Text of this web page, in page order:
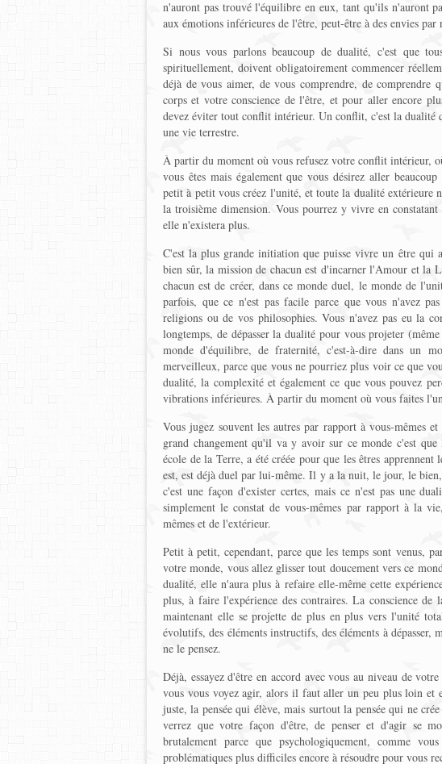
n'auront pas trouvé l'équilibre en eux, tant qu'ils n'auront
aux émotions inférieures de l'être, peut-être à des envies par
Si nous vous parlons beaucoup de dualité, c'est que
spirituellement, doivent obligatoirement commencer
déjà de vous aimer, de vous comprendre, de
corps et votre conscience de l'être, et pour aller encore
devez éviter tout conflit intérieur. Un conflit, c'est la dualité
une vie terrestre.
À partir du moment où vous refusez votre conflit intérieur,
vous êtes mais également que vous désirez aller
petit à petit vous créez l'unité, et toute la dualité extérieure
la troisième dimension. Vous pourrez y vivre en
elle n'existera plus.
C'est la plus grande initiation que puisse vivre un être qui
bien sûr, la mission de chacun est d'incarner l'Amour et la
chacun est de créer, dans ce monde duel, le monde de
parfois, que ce n'est pas facile parce que vous n'avez
religions ou de vos philosophies. Vous n'avez pas eu la
longtemps, de dépasser la dualité pour vous projeter
monde d'équilibre, de fraternité, c'est-à-dire dans un
merveilleux, parce que vous ne pourriez plus voir ce que
dualité, la complexité et également ce que vous pouvez
vibrations inférieures. À partir du moment où vous faites
Vous jugez souvent les autres par rapport à vous-mêmes
grand changement qu'il va y avoir sur ce monde c'est
école de la Terre, a été créée pour que les êtres
est, est déjà duel par lui-même. Il y a la nuit, le jour, le
c'est une façon d'exister certes, mais ce n'est pas une
simplement le constat de vous-mêmes par rapport à la
mêmes et de l'extérieur.
Petit à petit, cependant, parce que les temps sont venus,
votre monde, vous allez glisser tout doucement vers ce
dualité, elle n'aura plus à refaire elle-même cette
plus, à faire l'expérience des contraires. La conscience de
maintenant elle se projette de plus en plus vers l'unité
évolutifs, des éléments instructifs, des éléments à dépasser,
ne le pensez.
Déjà, essayez d'être en accord avec vous au niveau de
vous vous voyez agir, alors il faut aller un peu plus loin et
juste, la pensée qui élève, mais surtout la pensée qui ne
verrez que votre façon d'être, de penser et d'agir se
brutalement parce que psychologiquement, comme
problématiques plus difficiles encore à résoudre pour vous